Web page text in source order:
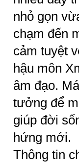
nhỏ gọn
chạm đến
cảm tuyệt
hậu môn
âm đạo.
tưởng để
giúp đời
hứng mới.
Thông tin